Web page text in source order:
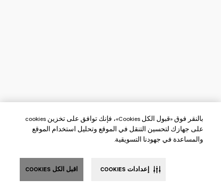
بالنقر فوق «قبول الكل Cookies»، فإنك توافق على تخزين cookies
على جهازك لتحسين التنقل في الموقع وتحليل استخدام الموقع
والمساعدة في جهودنا التسويقية.
اقبل الكل COOKIES إعدادات COOKIES